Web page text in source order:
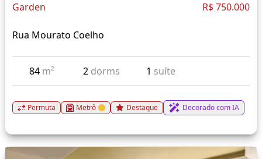
Garden R$ 750.000
Rua Mourato Coelho
84 m² 2 dorms 1 suíte
Permuta Metrô Destaque Decorado com IA